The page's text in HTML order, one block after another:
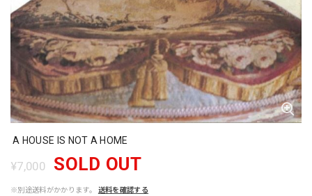
A HOUSE IS NOT A HOME
¥7,000 SOLD OUT
※別途送料がかかります。 送料を確認する